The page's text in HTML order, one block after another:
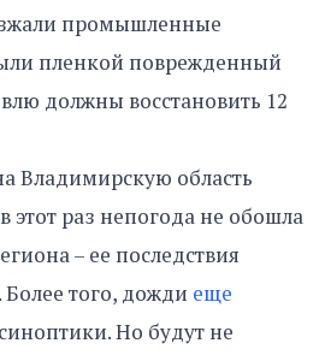
промышленные
пленкой поврежденный
должны восстановить 12
Владимирскую область
этот раз непогода не обошла
– ее последствия
. Более того, дожди еще
Но будут не